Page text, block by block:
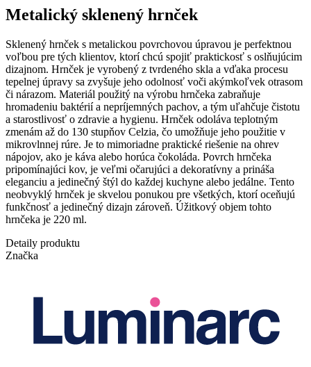
Metalický sklenený hrnček
Sklenený hrnček s metalickou povrchovou úpravou je perfektnou
voľbou pre tých klientov, ktorí chcú spojiť praktickosť s oslňujúcim
dizajnom. Hrnček je vyrobený z tvrdeného skla a vďaka procesu
tepelnej úpravy sa zvyšuje jeho odolnosť voči akýmkoľvek otrasom
či nárazom. Materiál použitý na výrobu hrnčeka zabraňuje
hromadeniu baktérií a nepríjemných pachov, a tým uľahčuje čistotu
a starostlivosť o zdravie a hygienu. Hrnček odoláva teplotným
zmenám až do 130 stupňov Celzia, čo umožňuje jeho použitie v
mikrovlnnej rúre. Je to mimoriadne praktické riešenie na ohrev
nápojov, ako je káva alebo horúca čokoláda. Povrch hrnčeka
pripomínajúci kov, je veľmi očarujúci a dekoratívny a prináša
eleganciu a jedinečný štýl do každej kuchyne alebo jedálne. Tento
neobvyklý hrnček je skvelou ponukou pre všetkých, ktorí oceňujú
funkčnosť a jedinečný dizajn zároveň. Úžitkový objem tohto
hrnčeka je 220 ml.
Detaily produktu
Značka